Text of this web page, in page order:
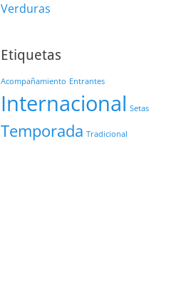
Verduras
Etiquetas
Acompañamiento Entrantes
Internacional Setas
Temporada Tradicional